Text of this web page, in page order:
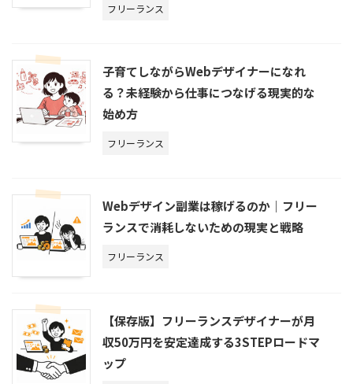
フリーランス
子育てしながらWebデザイナーになれ
る？未経験から仕事につなげる現実的な
始め方
フリーランス
Webデザイン副業は稼げるのか｜フリー
ランスで消耗しないための現実と戦略
フリーランス
【保存版】フリーランスデザイナーが月
収50万円を安定達成する3STEPロードマ
ップ